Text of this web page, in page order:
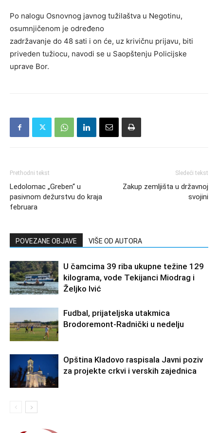
Po nalogu Osnovnog javnog tužilaštva u Negotinu,
osumnjičenom je određeno
zadržavanje do 48 sati i on će, uz krivičnu prijavu, biti
priveden tužiocu, navodi se u Saopštenju Policijske
uprave Bor.
Prethodni tekst
Ledolomac „Greben“ u
pasivnom dežurstvu do kraja
februara
Sledeći tekst
Zakup zemljišta u državnoj
svojini
POVEZANE OBJAVE VIŠE OD AUTORA
U čamcima 39 riba ukupne težine 129
kilograma, vode Tekijanci Miodrag i
Željko Ivić
Fudbal, prijateljska utakmica
Brodoremont-Radnički u nedelju
Opština Kladovo raspisala Javni poziv
za projekte crkvi i verskih zajednica